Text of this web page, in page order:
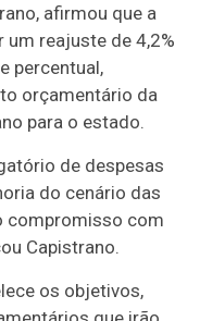
afirmou que a
um reajuste de 4,2%
percentual,
orçamentário da
para o estado.
de despesas
do cenário das
compromisso com
Capistrano.
os objetivos,